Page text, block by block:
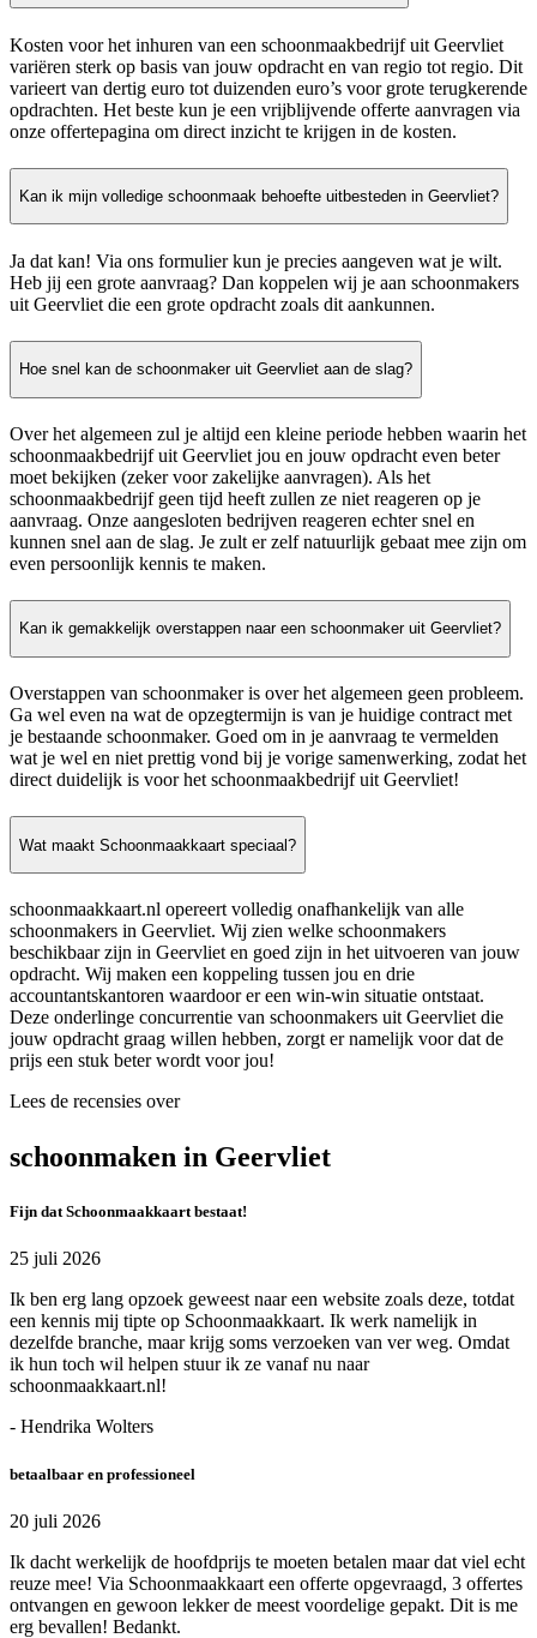
Kosten voor het inhuren van een schoonmaakbedrijf uit Geervliet
variëren sterk op basis van jouw opdracht en van regio tot regio. Dit
varieert van dertig euro tot duizenden euro’s voor grote terugkerende
opdrachten. Het beste kun je een vrijblijvende offerte aanvragen via
onze offertepagina om direct inzicht te krijgen in de kosten.
Kan ik mijn volledige schoonmaak behoefte uitbesteden in Geervliet?
Ja dat kan! Via ons formulier kun je precies aangeven wat je wilt.
Heb jij een grote aanvraag? Dan koppelen wij je aan schoonmakers
uit Geervliet die een grote opdracht zoals dit aankunnen.
Hoe snel kan de schoonmaker uit Geervliet aan de slag?
Over het algemeen zul je altijd een kleine periode hebben waarin het
schoonmaakbedrijf uit Geervliet jou en jouw opdracht even beter
moet bekijken (zeker voor zakelijke aanvragen). Als het
schoonmaakbedrijf geen tijd heeft zullen ze niet reageren op je
aanvraag. Onze aangesloten bedrijven reageren echter snel en
kunnen snel aan de slag. Je zult er zelf natuurlijk gebaat mee zijn om
even persoonlijk kennis te maken.
Kan ik gemakkelijk overstappen naar een schoonmaker uit Geervliet?
Overstappen van schoonmaker is over het algemeen geen probleem.
Ga wel even na wat de opzegtermijn is van je huidige contract met
je bestaande schoonmaker. Goed om in je aanvraag te vermelden
wat je wel en niet prettig vond bij je vorige samenwerking, zodat het
direct duidelijk is voor het schoonmaakbedrijf uit Geervliet!
Wat maakt Schoonmaakkaart speciaal?
schoonmaakkaart.nl opereert volledig onafhankelijk van alle
schoonmakers in Geervliet. Wij zien welke schoonmakers
beschikbaar zijn in Geervliet en goed zijn in het uitvoeren van jouw
opdracht. Wij maken een koppeling tussen jou en drie
accountantskantoren waardoor er een win-win situatie ontstaat.
Deze onderlinge concurrentie van schoonmakers uit Geervliet die
jouw opdracht graag willen hebben, zorgt er namelijk voor dat de
prijs een stuk beter wordt voor jou!
Lees de recensies over
schoonmaken in Geervliet
Fijn dat Schoonmaakkaart bestaat!
25 juli 2026
Ik ben erg lang opzoek geweest naar een website zoals deze, totdat
een kennis mij tipte op Schoonmaakkaart. Ik werk namelijk in
dezelfde branche, maar krijg soms verzoeken van ver weg. Omdat
ik hun toch wil helpen stuur ik ze vanaf nu naar
schoonmaakkaart.nl!
- Hendrika Wolters
betaalbaar en professioneel
20 juli 2026
Ik dacht werkelijk de hoofdprijs te moeten betalen maar dat viel echt
reuze mee! Via Schoonmaakkaart een offerte opgevraagd, 3 offertes
ontvangen en gewoon lekker de meest voordelige gepakt. Dit is me
erg bevallen! Bedankt.